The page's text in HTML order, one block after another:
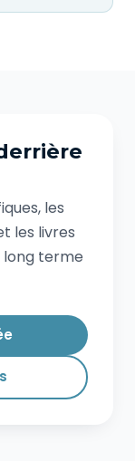
les
les livres
long terme